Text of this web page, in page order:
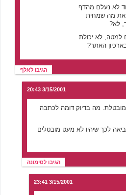
לא נעלם מהדף
את מה שמחית
לא?
האתר?
הגיבו לאלף
3/15/2001 20:43
מה בדיוק דומה לכתבה
לכך שיהיו לא מעט מובטלים
הגיבו לסימונה
3/15/2001 23:41